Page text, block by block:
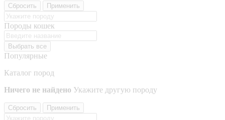
Сбросить Применить
Породы кошек
Выбрать все
Популярные
Каталог пород
Ничего не найдено Укажите другую породу
Сбросить Применить